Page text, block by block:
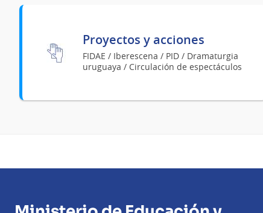
Proyectos y acciones
FIDAE / Iberescena / PID / Dramaturgia
uruguaya / Circulación de espectáculos